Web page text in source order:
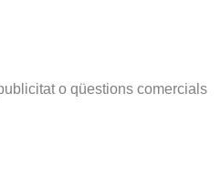
o qüestions comercials